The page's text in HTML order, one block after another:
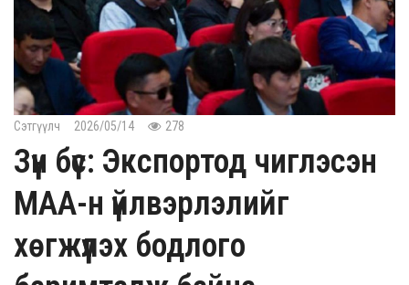
Сэтгүүлч 2026/05/14 278
Зүүн бүс: Экспортод чиглэсэн
МАА-н үйлвэрлэлийг
хөгжүүлэх бодлого